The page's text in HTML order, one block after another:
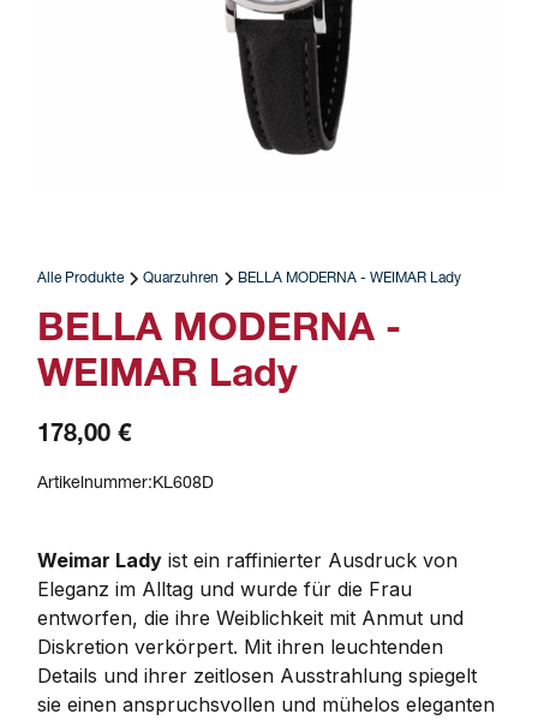
Alle Produkte Quarzuhren BELLA MODERNA - WEIMAR Lady
BELLA MODERNA -
WEIMAR Lady
178,00 €
Artikelnummer:KL608D
Weimar Lady ist ein raffinierter Ausdruck von
Eleganz im Alltag und wurde für die Frau
entworfen, die ihre Weiblichkeit mit Anmut und
Diskretion verkörpert. Mit ihren leuchtenden
Details und ihrer zeitlosen Ausstrahlung spiegelt
sie einen anspruchsvollen und mühelos eleganten